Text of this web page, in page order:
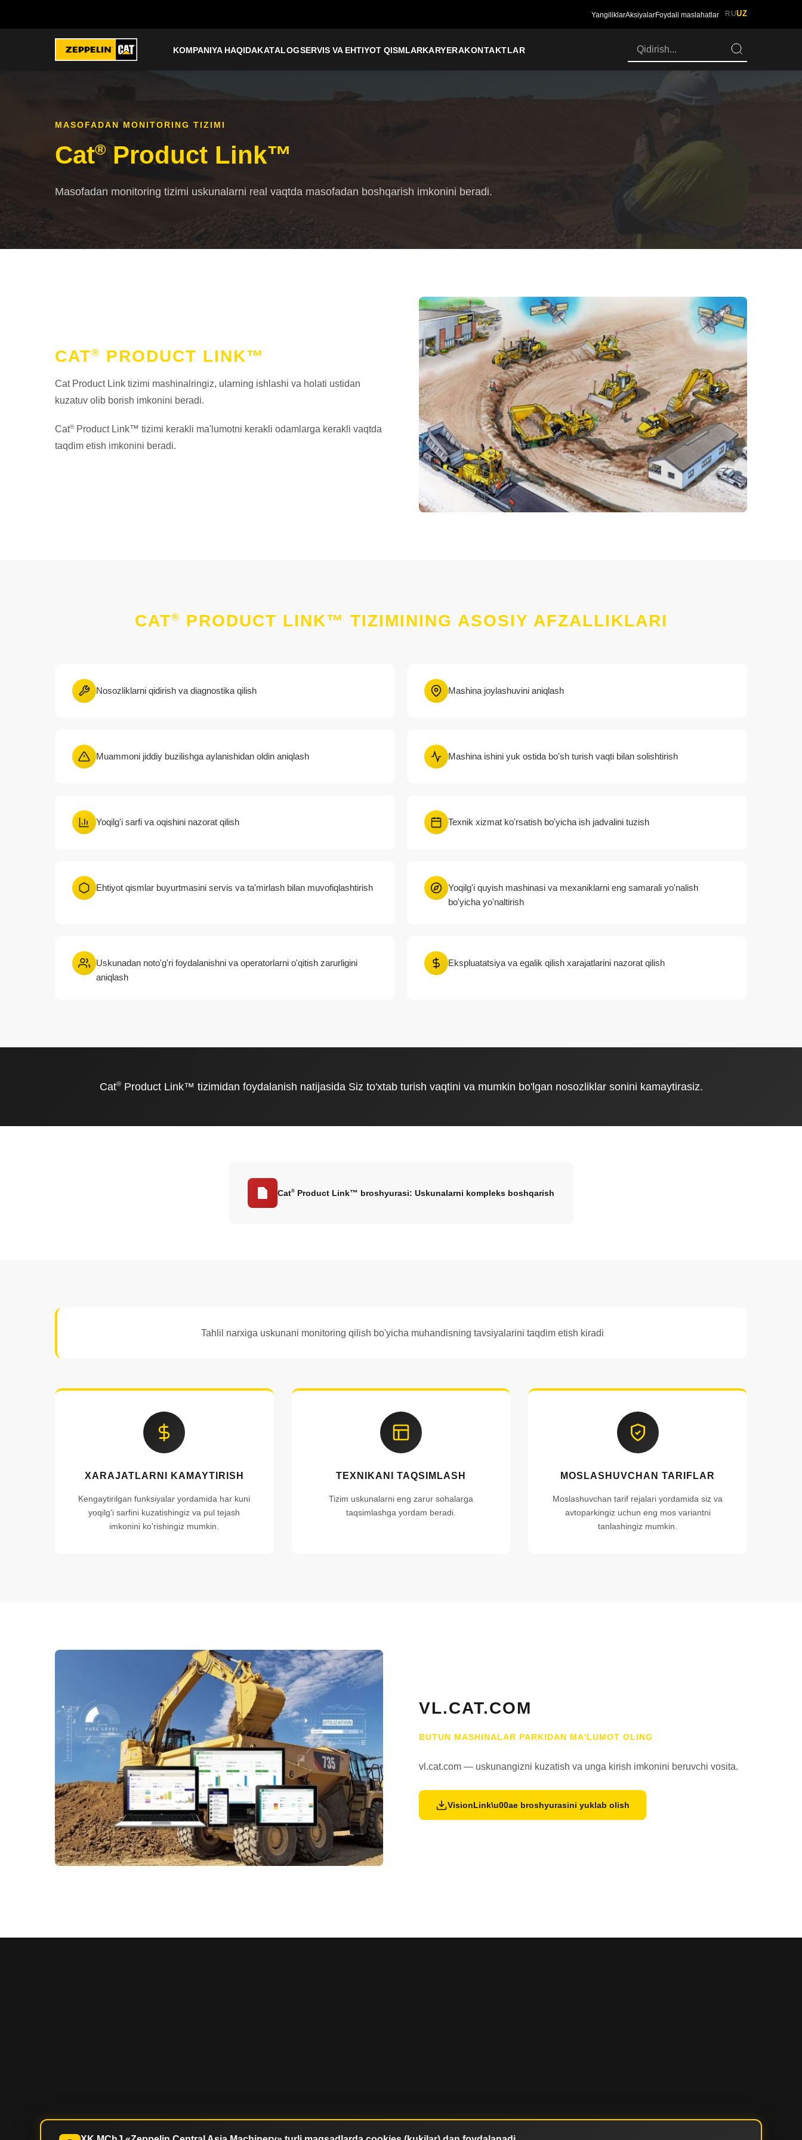
YangiliklarAksiyalarFoydali maslahatlar RUUZ
KOMPANIYA HAQIDAKATALOGSERVIS VA EHTIYOT QISMLARKARYERAKONTAKTLAR
MASOFADAN MONITORING TIZIMI
Cat® Product Link™
Masofadan monitoring tizimi uskunalarni real vaqtda masofadan boshqarish imkonini beradi.
CAT® PRODUCT LINK™
Cat Product Link tizimi mashinalringiz, ularning ishlashi va holati ustidan
kuzatuv olib borish imkonini beradi.
Cat®Product Link™ tizimi kerakli ma'lumotni kerakli odamlarga kerakli vaqtda
taqdim etish imkonini beradi.
CAT® PRODUCT LINK™ TIZIMINING ASOSIY AFZALLIKLARI
Nosozliklarni qidirish va diagnostika qilish Mashina joylashuvini aniqlash
Muammoni jiddiy buzilishga aylanishidan oldin aniqlash Mashina ishini yuk ostida bo'sh turish vaqti bilan solishtirish
Yoqilg'i sarfi va oqishini nazorat qilish Texnik xizmat ko'rsatish bo'yicha ish jadvalini tuzish
Ehtiyot qismlar buyurtmasini servis va ta'mirlash bilan muvofiqlashtirish
Yoqilg'i quyish mashinasi va mexaniklarni eng samarali yo'nalish
bo'yicha yo'naltirish
Uskunadan noto'g'ri foydalanishni va operatorlarni o'qitish zarurligini
aniqlash
Ekspluatatsiya va egalik qilish xarajatlarini nazorat qilish
Cat®Product Link™ tizimidan foydalanish natijasida Siz to'xtab turish vaqtini va mumkin bo'lgan nosozliklar sonini kamaytirasiz.
Cat® Product Link™ broshyurasi: Uskunalarni kompleks boshqarish
Tahlil narxiga uskunani monitoring qilish bo'yicha muhandisning tavsiyalarini taqdim etish kiradi
XARAJATLARNI KAMAYTIRISH
Kengaytirilgan funksiyalar yordamida har kuni
yoqilg'i sarfini kuzatishingiz va pul tejash
imkonini ko'rishingiz mumkin.
TEXNIKANI TAQSIMLASH
Tizim uskunalarni eng zarur sohalarga
taqsimlashga yordam beradi.
MOSLASHUVCHAN TARIFLAR
Moslashuvchan tarif rejalari yordamida siz va
avtoparkingiz uchun eng mos variantni
tanlashingiz mumkin.
VL.CAT.COM
BUTUN MASHINALAR PARKIDAN MA'LUMOT OLING
vl.cat.com — uskunangizni kuzatish va unga kirish imkonini beruvchi vosita.
VisionLink\u00ae broshyurasini yuklab olish